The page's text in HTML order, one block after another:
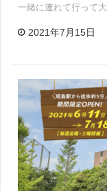
一緒に連れて行って
2021年7月15日